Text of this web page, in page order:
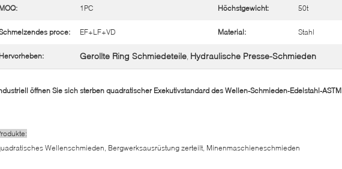
1PC Höchstgewicht: 50t
proce: EF+LF+VD Material: Stahl
Gerollte Ring Schmiedeteile, Hydraulische Presse-Schmieden
öffnen Sie sich sterben quadratischer Exekutivstandard des Wellen-Schmieden-Edelstahl-ASTM
Wellenschmieden, Bergwerksausrüstung zerteilt, Minenmaschieneschmieden